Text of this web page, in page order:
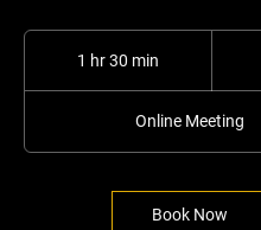
1 hr 30 min
0
m
n
Online Meeting
Book Now